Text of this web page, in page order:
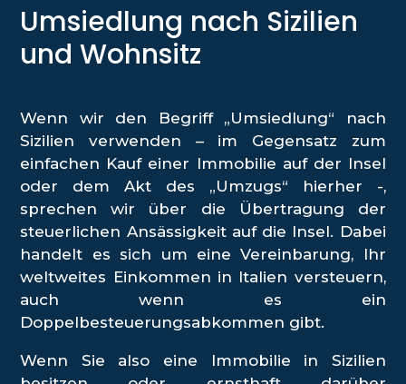
Umsiedlung nach Sizilien
und Wohnsitz
Wenn wir den Begriff „Umsiedlung“ nach
Sizilien verwenden – im Gegensatz zum
einfachen Kauf einer Immobilie auf der Insel
oder dem Akt des „Umzugs“ hierher -,
sprechen wir über die Übertragung der
steuerlichen Ansässigkeit auf die Insel. Dabei
handelt es sich um eine Vereinbarung, Ihr
weltweites Einkommen in Italien versteuern,
auch wenn es ein
Doppelbesteuerungsabkommen gibt.
Wenn Sie also eine Immobilie in Sizilien